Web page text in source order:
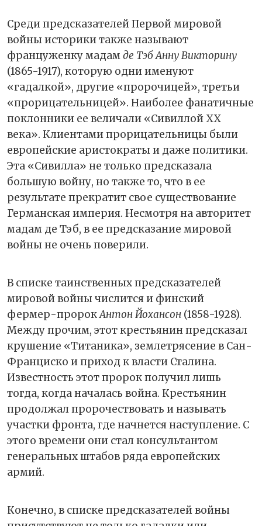
Среди предсказателей Первой мировой
войны историки также называют
француженку мадамде Тэб Анну Викторину
(1865-1917), которую одни именуют
«гадалкой», другие «пророчицей», третьи
«прорицательницей». Наиболее фанатичные
поклонники ее величали «Сивиллой XX
века». Клиентами прорицательницы были
европейские аристократы и даже политики.
Эта «Сивилла» не только предсказала
большую войну, но также то, что в ее
результате прекратит свое существование
Германская империя. Несмотря на авторитет
мадам де Тэб, в ее предсказание мировой
войны не очень поверили.
В списке таинственных предсказателей
мировой войны числится и финский
фермер-пророкАнтон Йохансон (1858-1928).
Между прочим, этот крестьянин предсказал
крушение «Титаника», землетрясение в Сан-
Франциско и приход к власти Сталина.
Известность этот пророк получил лишь
тогда, когда началась война. Крестьянин
продолжал пророчествовать и называть
участки фронта, где начнется наступление. С
этого времени они стал консультантом
генеральных штабов ряда европейских
армий.
Конечно, в списке предсказателей войны